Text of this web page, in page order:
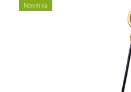
Novinka